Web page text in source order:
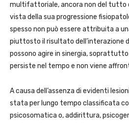
multifattoriale, ancora non del tutto
vista della sua progressione
spesso non può essere attribuita a
piuttosto il risultato dell’interazione
possono agire in sinergia,
persiste nel tempo e non viene
A causa dell’assenza di evidenti
stata per lungo tempo classificata
psicosomatica o, addirittura,